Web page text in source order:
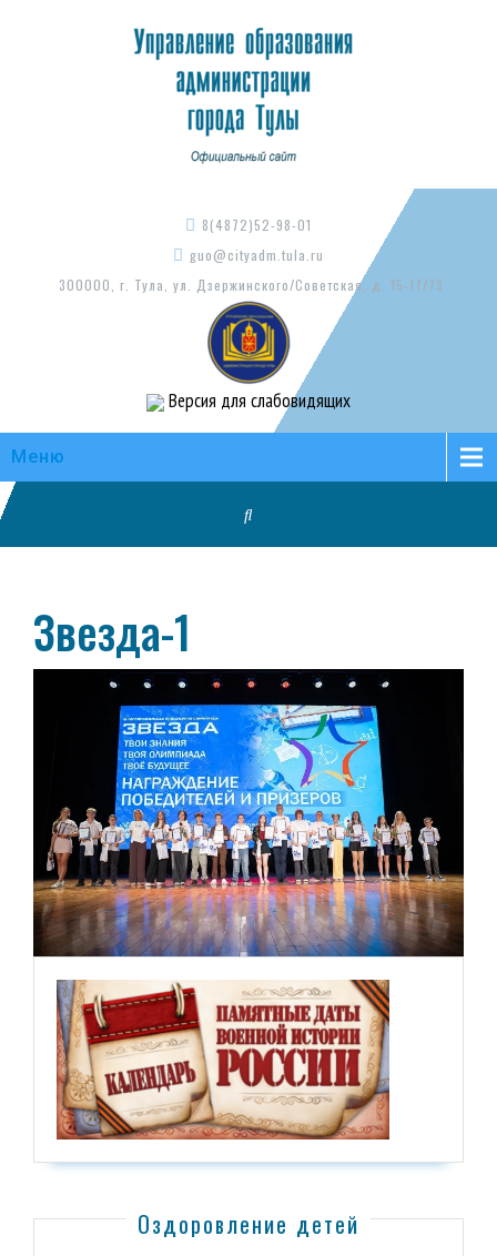
8(4872)52-98-01
guo@cityadm.tula.ru
300000, г. Тула, ул. Дзержинского/Советская, д. 15-17/73
Версия для слабовидящих
Меню
Звезда-1
Оздоровление детей